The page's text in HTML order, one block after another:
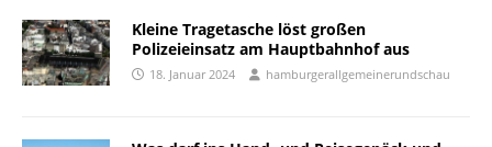
Kleine Tragetasche löst großen
Polizeieinsatz am Hauptbahnhof aus
18. Januar 2024 hamburgerallgemeinerundschau